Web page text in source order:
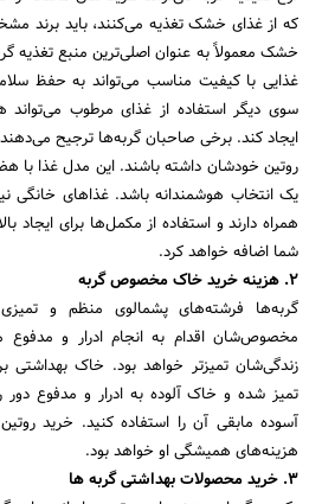
جستجو
که از غذای خشک تغذیه می‌کنند، باید برند
خشک معمولاً به عنوان اصلی‌ترین منبع تغذیه
غذایی با کیفیت مناسب می‌تواند به حفظ
سوی دیگر استفاده از غذای مرطوب می‌تواند
ایجاد کند. برخی صاحبان گربه‌ها ترجیح
روتین خودشان داشته باشند. این مدل غذا با
یک انتخاب هوشمندانه باشد. غذاهای خانگی
همراه دارند و استفاده از مکمل‌ها برای ایجاد
شما اضافه خواهد کرد.
2. هزینه خرید خاک مخصوص گربه
گربه‌ها فرشته‌های پشمالوی منظم و
مخصوص‌شان اقدام به انجام ادرار و مدفوع
زندگی‌شان تمیزتر خواهد بود. خاک بهداشتی
تمیز شده و خاک آلوده به ادرار و مدفوع دور
آسوده مابقی آن را استفاده کنید. خرید
هزینه‌های همیشگی او خواهد بود.
3. خرید محصولات بهداشتی گربه ها